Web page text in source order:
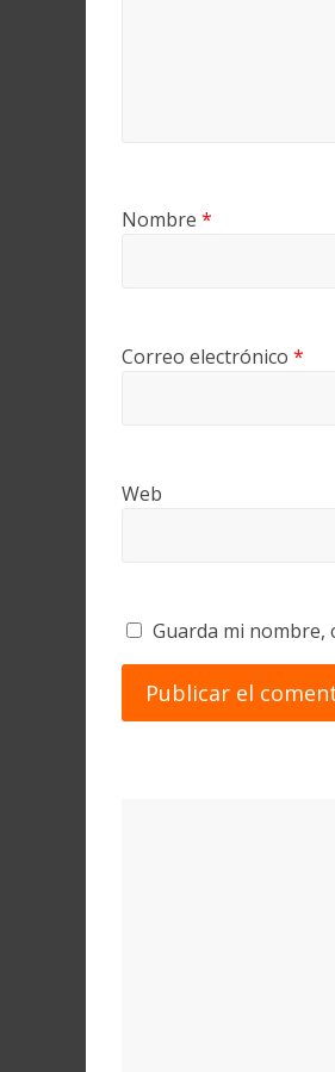
Nombre *
Correo electrónico *
Web
Guarda mi nombre,